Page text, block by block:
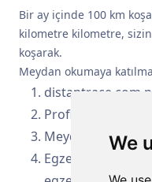
We
Bir ay içinde 100 km
kilometre kilometre,
koşarak.
Meydan okumaya
distantrace.com
Profilinizi spor
Meydan
Egzersiz